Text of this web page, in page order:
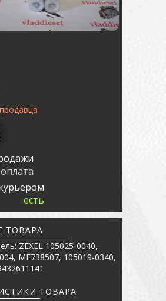
есть
ТОВАРА
ZEXEL 105025-0040,
ME738507, 105019-0340,
ТОВАРА